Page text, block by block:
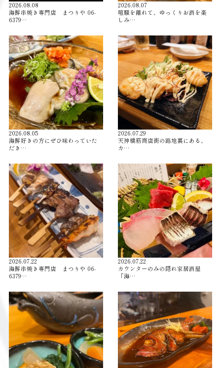
2026.08.08
海鮮串焼き専門店 まつりや 06-
6379…
2026.08.07
喧騒を離れて、ゆっくりお酒を楽
しみ…
2026.08.05
海鮮好きの方にぜひ味わっていた
だき…
2026.07.29
天神橋筋商店街の路地裏にある、
カ…
2026.07.22
海鮮串焼き専門店 まつりや 06-
6379…
2026.07.22
カウンターのみの隠れ家居酒屋
「海…